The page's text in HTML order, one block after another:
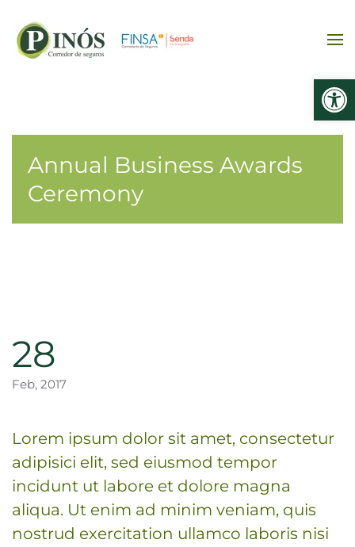
Ir al contenido principal
Annual Business Awards
Ceremony
28
Feb, 2017
Lorem ipsum dolor sit amet, consectetur
adipisici elit, sed eiusmod tempor
incidunt ut labore et dolore magna
aliqua. Ut enim ad minim veniam, quis
nostrud exercitation ullamco laboris nisi